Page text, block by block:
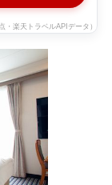
・楽天トラベルAPIデータ）